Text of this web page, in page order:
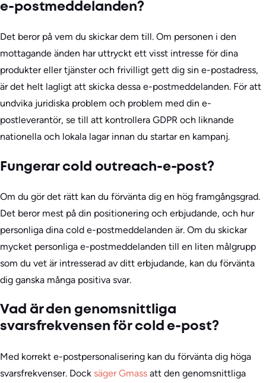
e-postmeddelanden?
Det beror på vem du skickar dem till. Om personen i den
mottagande änden har uttryckt ett visst intresse för dina
produkter eller tjänster och frivilligt gett dig sin e-postadress,
är det helt lagligt att skicka dessa e-postmeddelanden. För att
undvika juridiska problem och problem med din e-
postleverantör, se till att kontrollera GDPR och liknande
nationella och lokala lagar innan du startar en kampanj.
Fungerar cold outreach-e-post?
Om du gör det rätt kan du förvänta dig en hög framgångsgrad.
Det beror mest på din positionering och erbjudande, och hur
personliga dina cold e-postmeddelanden är. Om du skickar
mycket personliga e-postmeddelanden till en liten målgrupp
som du vet är intresserad av ditt erbjudande, kan du förvänta
dig ganska många positiva svar.
Vad är den genomsnittliga
svarsfrekvensen för cold e-post?
Med korrekt e-postpersonalisering kan du förvänta dig höga
svarsfrekvenser. Dock säger Gmass att den genomsnittliga